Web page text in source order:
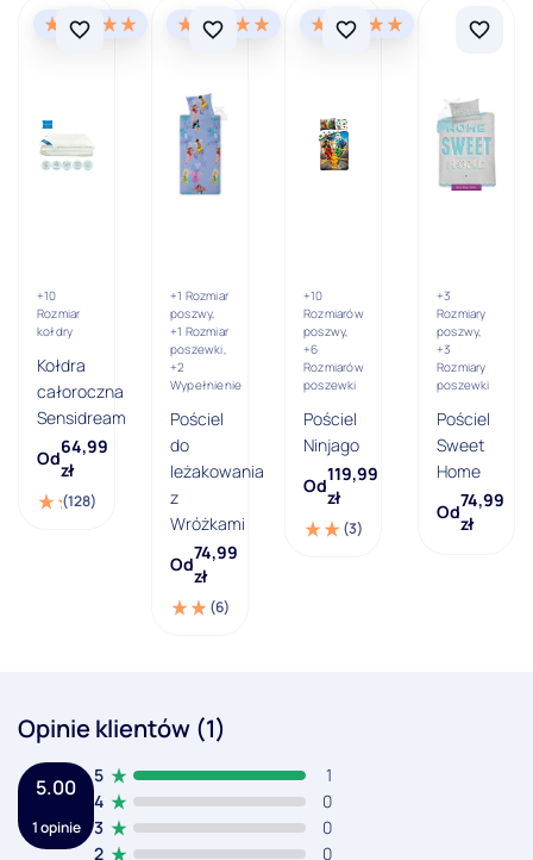
+10
Rozmiar
kołdry
Kołdra
całoroczna
Sensidream
Od
64,99
zł
(128)
+1 Rozmiar
poszwy,
+1 Rozmiar
poszewki,
+2
Wypełnienie
Pościel
do
leżakowania
z
Wróżkami
Od
74,99
zł
(6)
+10
Rozmiarów
poszwy,
+6
Rozmiarów
poszewki
Pościel
Ninjago
Od
119,99
zł
(3)
+3
Rozmiary
poszwy,
+3
Rozmiary
poszewki
Pościel
Sweet
Home
Od
74,99
zł
Opinie klientów (1)
5.00
1 opinie
2 0
3 0
4 0
5 1